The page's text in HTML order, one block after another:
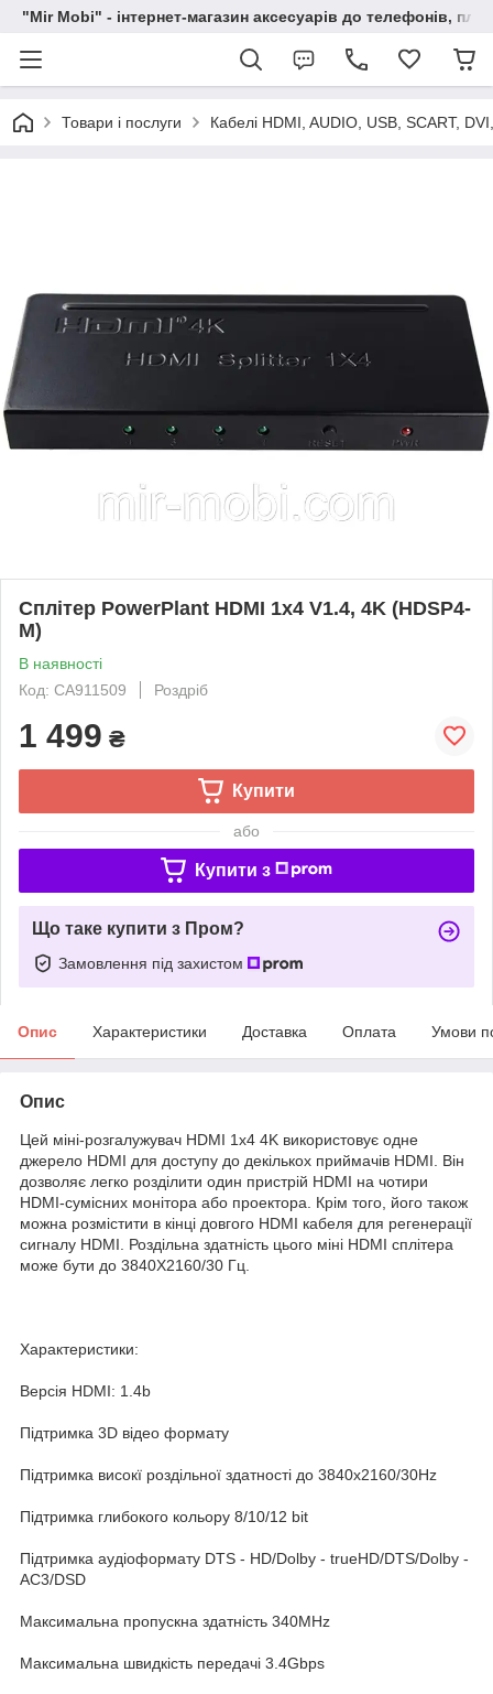
"Mir Mobi" - інтернет-магазин аксесуарів до телефонів,
Товари і послуги Кабелі HDMI, AUDIO, USB, SCART,
Сплітер PowerPlant HDMI 1x4 V1.4, 4K (HDSP4-
M)
В наявності
Код: CA911509
Роздріб
1 499 ₴
Купити
або
Купити з
Що таке купити з Пром?
Замовлення під захистом
Опис Характеристики Доставка Оплата Умови
Опис
Цей міні-розгалужувач HDMI 1x4 4K використовує одне
джерело HDMI для доступу до декількох приймачів HDMI. Він
дозволяє легко розділити один пристрій HDMI на чотири
HDMI-сумісних монітора або проектора. Крім того, його також
можна розмістити в кінці довгого HDMI кабеля для регенерації
сигналу HDMI. Роздільна здатність цього міні HDMI сплітера
може бути до 3840X2160/30 Гц.
Характеристики:
Версія HDMI: 1.4b
Підтримка 3D відео формату
Підтримка високї роздільної здатності до 3840x2160/30Hz
Підтримка глибокого кольору 8/10/12 bit
Підтримка аудіоформату DTS - HD/Dolby - trueHD/DTS/Dolby -
AC3/DSD
Максимальна пропускна здатність 340MHz
Максимальна швидкість передачі 3.4Gbps